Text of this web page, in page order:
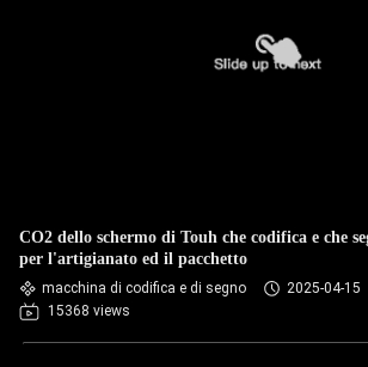
CO2 dello schermo di Touh che codifica e che
per l'artigianato ed il pacchetto
macchina di codifica e di segno
2025-04-15
15368 views